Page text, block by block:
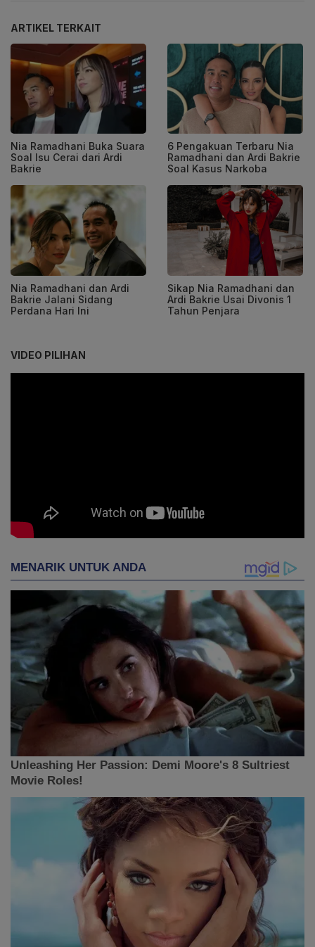
ARTIKEL TERKAIT
Nia Ramadhani Buka Suara
Soal Isu Cerai dari Ardi
Bakrie
6 Pengakuan Terbaru Nia
Ramadhani dan Ardi Bakrie
Soal Kasus Narkoba
Nia Ramadhani dan Ardi
Bakrie Jalani Sidang
Perdana Hari Ini
Sikap Nia Ramadhani dan
Ardi Bakrie Usai Divonis 1
Tahun Penjara
VIDEO PILIHAN